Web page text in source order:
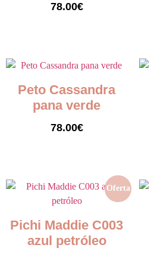
78.00€
Peto Cassandra
pana verde
78.00€
Oferta
Pichi Maddie C003
azul petróleo